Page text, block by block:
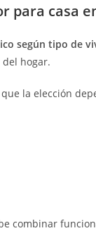
para casa
según tipo de
hogar.
la elección
combinar